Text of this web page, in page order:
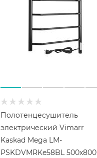
Полотенцесушитель
электрический Vimarr
Kaskad Mega LM-
PSKDVMRKe58BL 500х800